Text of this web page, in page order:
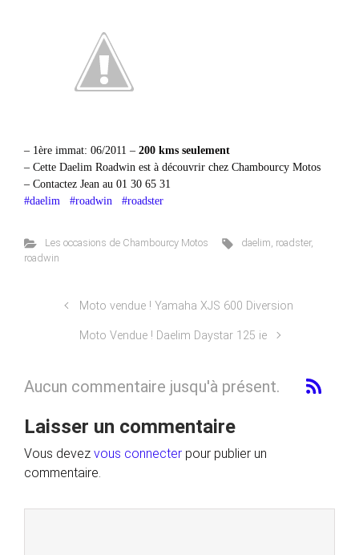
– 1ère immat: 06/2011 – 200 kms seulement
– Cette Daelim Roadwin est à découvrir chez Chambourcy Motos
– Contactez Jean au 01 30 65 31
#daelim
#roadwin #roadster
Les occasions de Chambourcy Motos daelim, roadster,
roadwin
Moto vendue ! Yamaha XJS 600 Diversion
Moto Vendue ! Daelim Daystar 125 ie
Aucun commentaire jusqu'à présent.
Laisser un commentaire
Vous devez vous connecter pour publier un
commentaire.